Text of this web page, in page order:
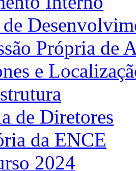
de
Própria de
e
de Diretores
da ENCE
2024